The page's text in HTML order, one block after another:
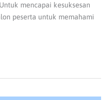
mencapai kesuksesan
peserta untuk memahami